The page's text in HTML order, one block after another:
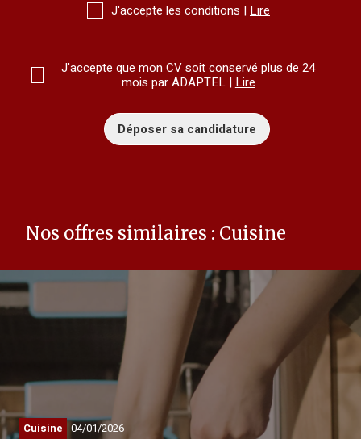
J'accepte les conditions | Lire
J'accepte que mon CV soit conservé plus de 24
mois par ADAPTEL | Lire
Nos offres similaires : Cuisine
Cuisine 04/01/2026